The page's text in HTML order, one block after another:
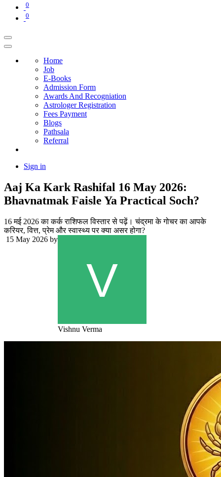
0
0
Home
Job
E-Books
Admission Form
Awards And Recogniation
Astrologer Registration
Fees Payment
Blogs
Pathsala
Referral
Sign in
Aaj Ka Kark Rashifal 16 May 2026:
Bhavnatmak Faisle Ya Practical Soch?
16 मई 2026 का कर्क राशिफल विस्तार से पढ़ें। चंद्रमा के गोचर का आपके
करियर, वित्त, प्रेम और स्वास्थ्य पर क्या असर होगा?
15 May 2026 by
Vishnu Verma